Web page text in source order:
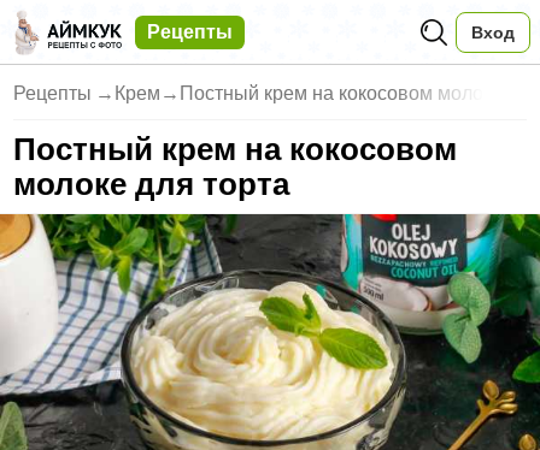
Рецепты Вход
Рецепты → Крем → Постный крем на кокосовом моло
Постный крем на кокосовом
молоке для торта